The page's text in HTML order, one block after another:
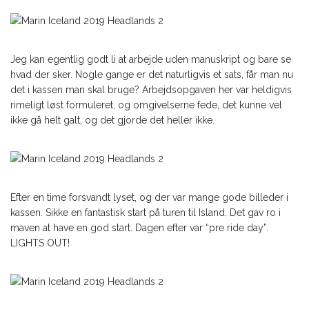
Jeg kan egentlig godt li at arbejde uden manuskript og bare se
hvad der sker. Nogle gange er det naturligvis et sats, får man nu
det i kassen man skal bruge? Arbejdsopgaven her var heldigvis
rimeligt løst formuleret, og omgivelserne fede, det kunne vel
ikke gå helt galt, og det gjorde det heller ikke.
Efter en time forsvandt lyset, og der var mange gode billeder i
kassen. Sikke en fantastisk start på turen til Island. Det gav ro i
maven at have en god start. Dagen efter var “pre ride day”.
LIGHTS OUT!